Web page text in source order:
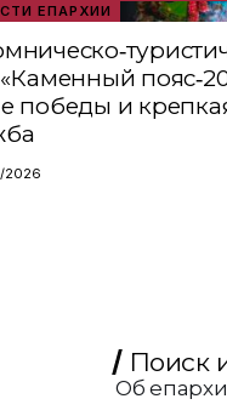
ЕПАРХИИ
победы и
2026
Поиск
Об